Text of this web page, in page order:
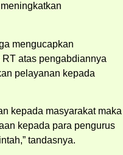
mengucapkan
atas pengabdiannya
pelayanan kepada
kepada masyarakat maka
kepada para pengurus
tandasnya.